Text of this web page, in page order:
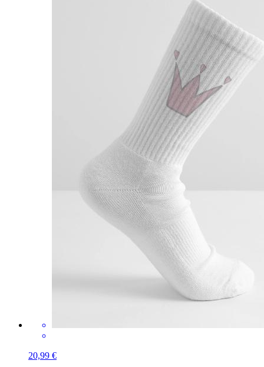
20,99 €